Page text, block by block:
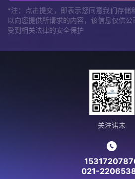
*注：点击提交，即表示您同意我们存储
以向您提供所请求的内容，该信息仅供
受到相关法律的安全保护
关注诺未
021-